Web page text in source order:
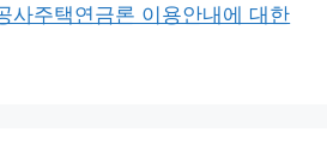
사주택연금론 이용안내에 대한